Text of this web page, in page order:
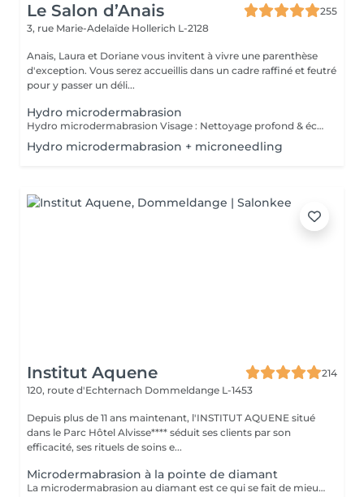
Le Salon d’Anais
255
3, rue Marie-Adelaïde Hollerich L-2128
Anais, Laura et Doriane vous invitent à vivre une parenthèse
d'exception. Vous serez accueillis dans un cadre raffiné et feutré
pour y passer un déli...
Hydro microdermabrasion
Hydro microdermabrasion Visage : Nettoyage profond & éclat instantané L'hydro microdermabrasion est un soin visage complet et non invasif qui combine une exfoliation douce à l'aide d'un embout à microdermabrasion avec l'infusion de sérums actifs. Ce traitement agit en profondeur pour nettoyer, hydrater et revitaliser la peau en une seule séance. Contre-indications - Femmes enceintes ou allaitement - Pas d'exposition solaire 48h avant et après soin - Traitements lourds : chimio (attendre 1 an) et antibiotiques ou Roaccutane (attendre 6 mois) - Allergie aux acides de fruits, fruits à coques ou aspirine - Dermabrasions médicales - injection de botox ou acide hyaluronique (attendre 1 mois) - Prise d'anticoagulant, anti-inflammatoire sur le long terme - Maladie auto-immune - Cicatrices chéloïdes
Hydro microdermabrasion + microneedling
Institut Aquene
214
120, route d'Echternach Dommeldange L-1453
Depuis plus de 11 ans maintenant, l'INSTITUT AQUENE situé
dans le Parc Hôtel Alvisse**** séduit ses clients par son
efficacité, ses rituels de soins e...
Microdermabrasion à la pointe de diamant
La microdermabrasion au diamant est ce qui se fait de mieux en matière de peeling. C'est un appareil innovateur, combinant 2 actions: polissante des cristaux de diamant qui enlève les cellules mortes. nettoyante qui stimule la croissance des cellules nouvelles ainsi que la production de collagène et d'élastine. Ce soin du visage a pour but d'exfolier la peau, d'en améliorer la texture et de procurer un teint lumineux. En cure allant de 5 à 8 séances en fonction de votre peau, vous pouvez atténuer les tâches, et même les cicatrises dû à l'acné par exemple. Vous pouvez inclure la microdermabrasion dans votre rendez-vous soin visage pour un supplément de 35€, les effets n'en seront que décupler. EXCEPTÉ POUR LE SOIN RÉVOLUTION